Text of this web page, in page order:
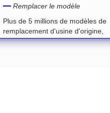
Remplacer le modèle
Plus de 5 millions de modèles de
remplacement d'usine d'origine,
trouver rapidement des dispositifs